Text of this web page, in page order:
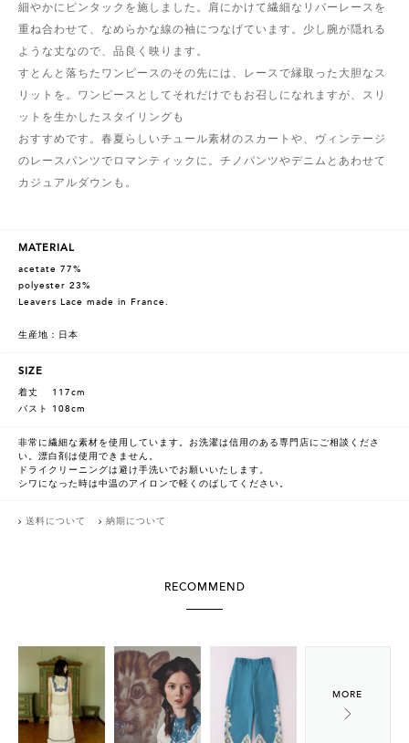
細やかにピンタックを施しました。肩にかけて繊細なリバーレースを
重ね合わせて、なめらかな線の袖につなげています。少し腕が隠れる
ような丈なので、品良く映ります。
すとんと落ちたワンピースのその先には、レースで縁取った大胆なス
リットを。ワンピースとしてそれだけでもお召しになれますが、スリ
ットを生かしたスタイリングも
おすすめです。春夏らしいチュール素材のスカートや、ヴィンテージ
のレースパンツでロマンティックに。チノパンツやデニムとあわせて
カジュアルダウンも。
MATERIAL
acetate 77%
polyester 23%
Leavers Lace made in France.
生産地：日本
SIZE
着丈 117cm
バスト 108cm
非常に繊細な素材を使用しています。お洗濯は信用のある専門店にご相談くださ
い。漂白剤は使用できません。
ドライクリーニングは避け手洗いでお願いいたします。
シワになった時は中温のアイロンで軽くのばしてください。
送料について 納期について
RECOMMEND